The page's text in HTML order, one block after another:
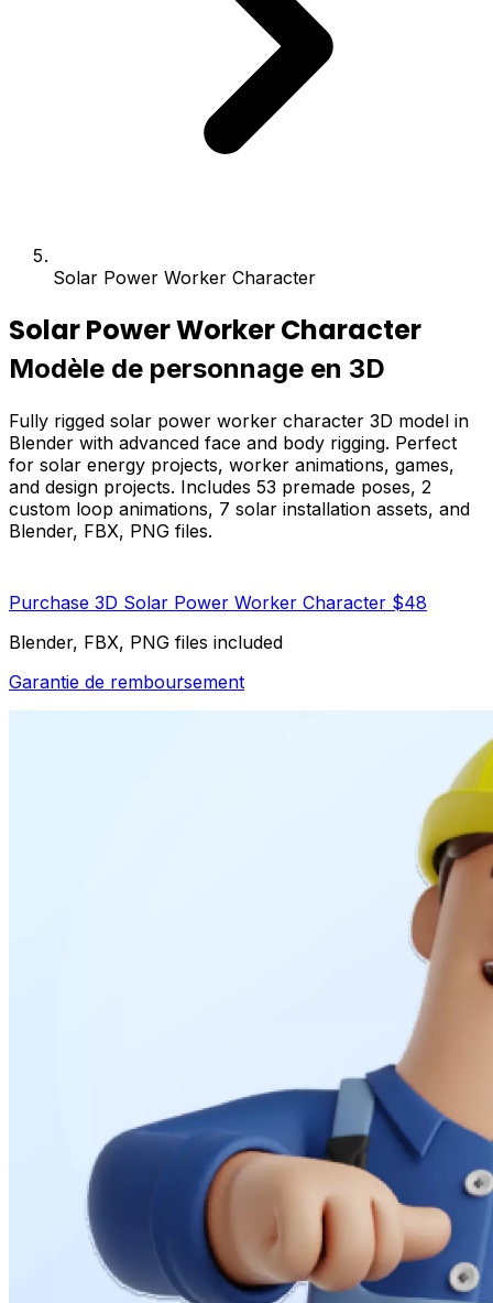
Solar Power Worker Character
Solar Power Worker Character
Modèle de personnage en 3D
Fully rigged solar power worker character 3D model in
Blender with advanced face and body rigging. Perfect
for solar energy projects, worker animations, games,
and design projects. Includes 53 premade poses, 2
custom loop animations, 7 solar installation assets, and
Blender, FBX, PNG files.
Purchase 3D Solar Power Worker Character $48
Blender, FBX, PNG files included
Garantie de remboursement